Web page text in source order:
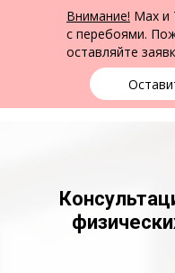
Внимание! Max и
с перебоями.
оставляйте
Юридическая помощь в Барнауле
ФПК Альтернатива
Барнаул
выбрать город